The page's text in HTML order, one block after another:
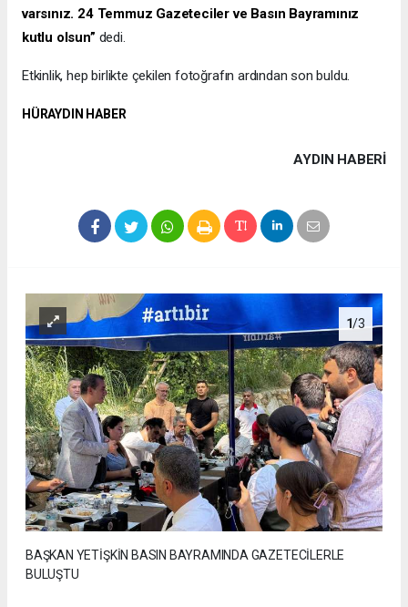
varsınız. 24 Temmuz Gazeteciler ve Basın Bayramınız
kutlu olsun” dedi.
Etkinlik, hep birlikte çekilen fotoğrafın ardından son buldu.
HÜRAYDIN HABER
AYDIN HABERİ
1/3
BAŞKAN YETİŞKİN BASIN BAYRAMINDA GAZETECİLERLE
BULUŞTU